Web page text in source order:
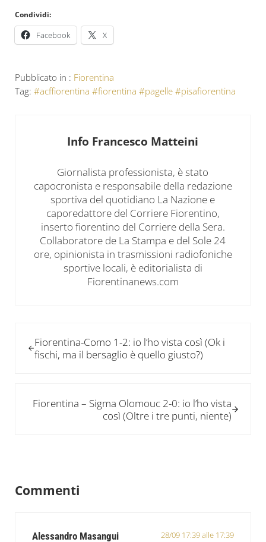
Condividi:
Facebook X
Pubblicato in : Fiorentina
Tag: #acffiorentina #fiorentina #pagelle #pisafiorentina
Info Francesco Matteini
Giornalista professionista, è stato
capocronista e responsabile della redazione
sportiva del quotidiano La Nazione e
caporedattore del Corriere Fiorentino,
inserto fiorentino del Corriere della Sera.
Collaboratore de La Stampa e del Sole 24
ore, opinionista in trasmissioni radiofoniche
sportive locali, è editorialista di
Fiorentinanews.com
Fiorentina-Como 1-2: io l’ho vista così (Ok i
fischi, ma il bersaglio è quello giusto?)
Fiorentina – Sigma Olomouc 2-0: io l’ho vista
così (Oltre i tre punti, niente)
Commenti
Alessandro Masangui 28/09 17:39 alle 17:39